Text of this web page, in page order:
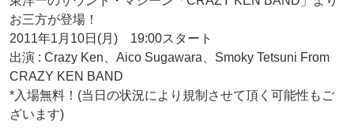
お三方が登場！
2011年1月10日(月) 19:00スタート
出演 : Crazy Ken、Aico Sugawara、Smoky Tetsuni From
CRAZY KEN BAND
*入場無料！(当日の状況により規制させて頂く可能性もご
ざいます)